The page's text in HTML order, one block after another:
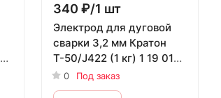
340 ₽/1 шт
Электрод для дуговой
сварки 3,2 мм Кратон
Т-50/J422 (1 кг) 1 19 01
008
0 Под заказ